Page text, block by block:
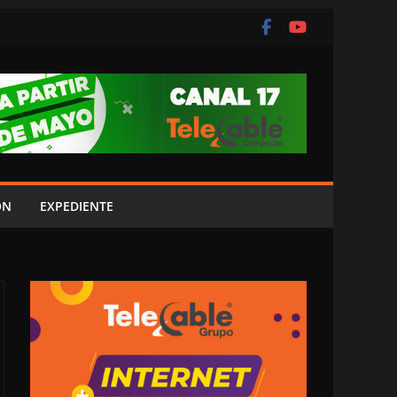
EXPEDIENTE